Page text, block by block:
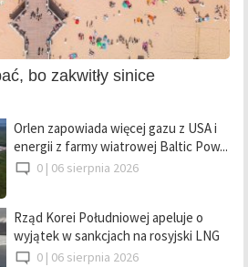
bo zakwitły sinice
Orlen zapowiada więcej gazu z USA i
energii z farmy wiatrowej Baltic Pow...
0 | 06 sierpnia 2026
Rząd Korei Południowej apeluje o
wyjątek w sankcjach na rosyjski LNG
0 | 06 sierpnia 2026